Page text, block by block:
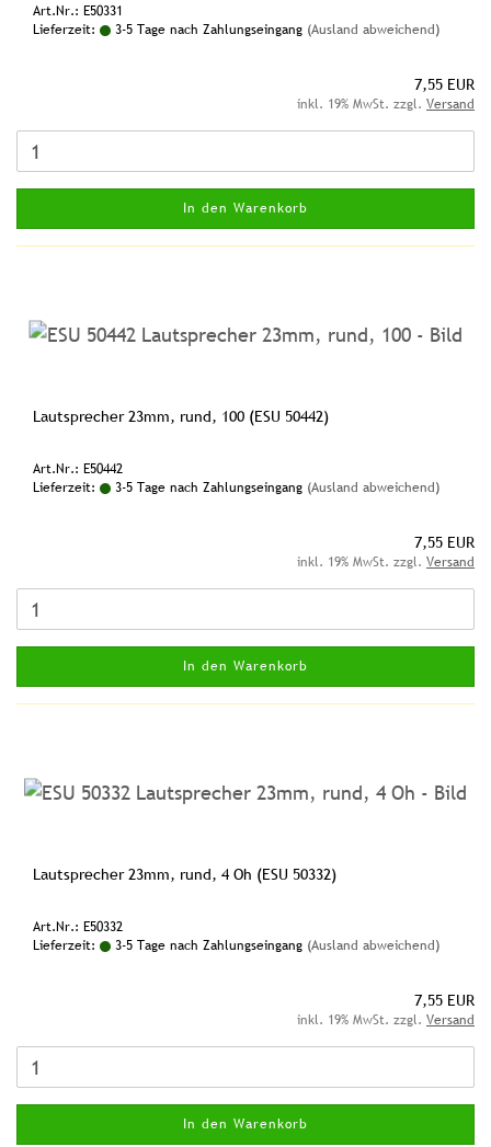
Art.Nr.: E50331
Lieferzeit:
3-5 Tage nach Zahlungseingang (Ausland abweichend)
7,55 EUR
inkl. 19% MwSt. zzgl. Versand
In den Warenkorb
Lautsprecher 23mm, rund, 100 (ESU 50442)
Art.Nr.: E50442
Lieferzeit:
3-5 Tage nach Zahlungseingang (Ausland abweichend)
7,55 EUR
inkl. 19% MwSt. zzgl. Versand
In den Warenkorb
Lautsprecher 23mm, rund, 4 Oh (ESU 50332)
Art.Nr.: E50332
Lieferzeit:
3-5 Tage nach Zahlungseingang (Ausland abweichend)
7,55 EUR
inkl. 19% MwSt. zzgl. Versand
In den Warenkorb